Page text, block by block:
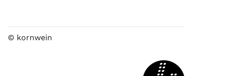
© kornwein